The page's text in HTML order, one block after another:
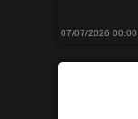
07/07/2026 00:00